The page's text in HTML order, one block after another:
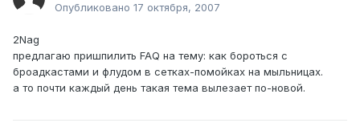
Опубликовано 17 октября, 2007
2Nag
предлагаю пришпилить FAQ на тему: как бороться с
броадкастами и флудом в сетках-помойках на мыльницах.
а то почти каждый день такая тема вылезает по-новой.